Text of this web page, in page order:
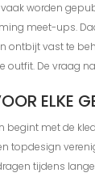
worden
meet-ups.
ontbijt vast te
outfit. De vraag
ELKE
met de
topdesign
tijdens